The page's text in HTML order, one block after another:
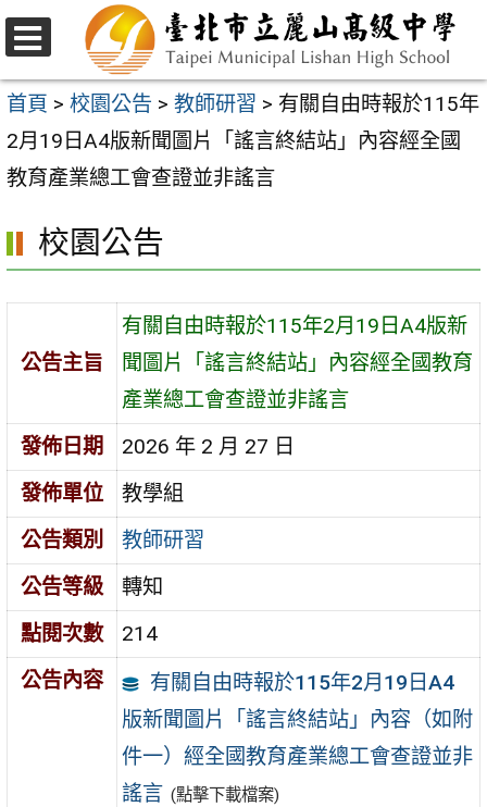
跳
至
主
要
內
區
選
單
首頁 > 校園公告 > 教師研習 > 有關自由時報於115年
2月19日A4版新聞圖片「謠言終結站」內容經全國
教育產業總工會查證並非謠言
校園公告
公告主旨
有關自由時報於115年2月19日A4版新
聞圖片「謠言終結站」內容經全國教育
產業總工會查證並非謠言
發佈日期
2026 年 2 月 27 日
發佈單位
教學組
公告類別
教師研習
公告等級
轉知
點閱次數
214
公告內容
有關自由時報於115年2月19日A4
版新聞圖片「謠言終結站」內容（如附
件一）經全國教育產業總工會查證並非
謠言 (點擊下載檔案)